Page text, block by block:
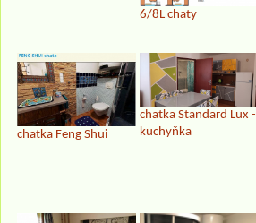
6/8L chaty
chatka Feng Shui
chatka Standard Lux -
kuchyňka